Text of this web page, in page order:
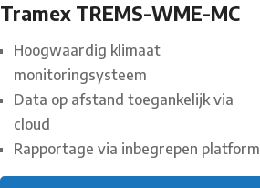
Tramex TREMS-WME-MC
Hoogwaardig klimaat
monitoringsysteem
Data op afstand toegankelijk via
cloud
Rapportage via inbegrepen platform